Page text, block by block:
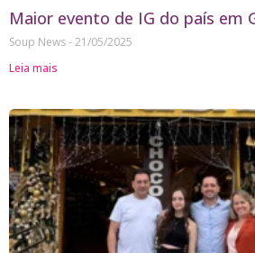
Maior evento de IG do país em
Soup News 21/05/2025
Leia mais